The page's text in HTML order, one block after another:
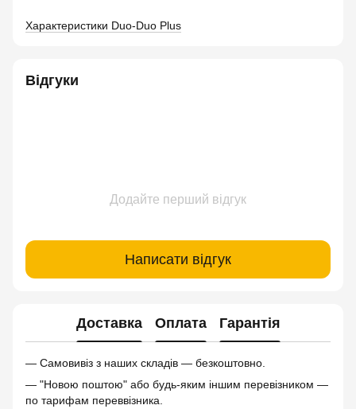
Характеристики Duo-Duo Plus
Відгуки
Додайте перший відгук
Написати відгук
Доставка Оплата Гарантія
— Самовивіз з наших складів — безкоштовно.
— "Новою поштою" або будь-яким іншим перевізником —
по тарифам переввізника.